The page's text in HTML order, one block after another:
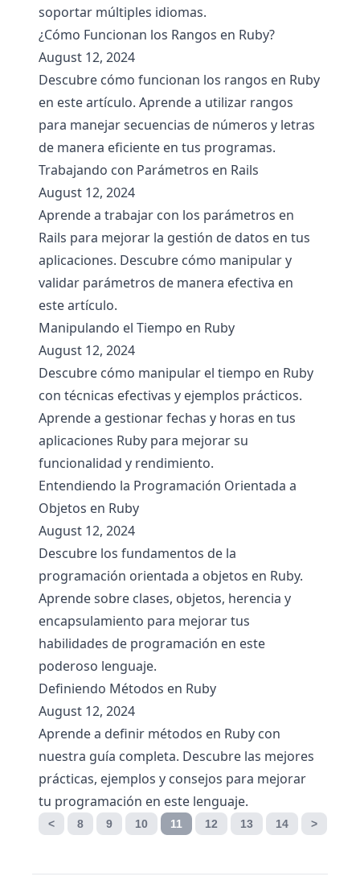
soportar múltiples idiomas.
¿Cómo Funcionan los Rangos en Ruby?
August 12, 2024
Descubre cómo funcionan los rangos en Ruby
en este artículo. Aprende a utilizar rangos
para manejar secuencias de números y letras
de manera eficiente en tus programas.
Trabajando con Parámetros en Rails
August 12, 2024
Aprende a trabajar con los parámetros en
Rails para mejorar la gestión de datos en tus
aplicaciones. Descubre cómo manipular y
validar parámetros de manera efectiva en
este artículo.
Manipulando el Tiempo en Ruby
August 12, 2024
Descubre cómo manipular el tiempo en Ruby
con técnicas efectivas y ejemplos prácticos.
Aprende a gestionar fechas y horas en tus
aplicaciones Ruby para mejorar su
funcionalidad y rendimiento.
Entendiendo la Programación Orientada a
Objetos en Ruby
August 12, 2024
Descubre los fundamentos de la
programación orientada a objetos en Ruby.
Aprende sobre clases, objetos, herencia y
encapsulamiento para mejorar tus
habilidades de programación en este
poderoso lenguaje.
Definiendo Métodos en Ruby
August 12, 2024
Aprende a definir métodos en Ruby con
nuestra guía completa. Descubre las mejores
prácticas, ejemplos y consejos para mejorar
tu programación en este lenguaje.
< 8 9 10 11 12 13 14 >